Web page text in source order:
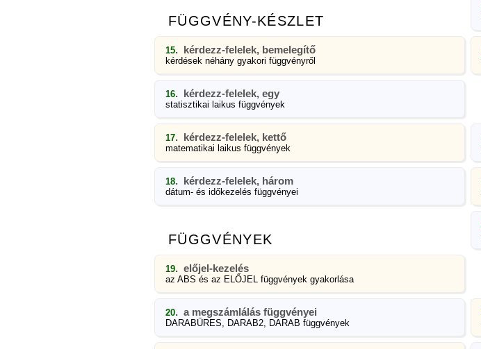
FÜGGVÉNY-KÉSZLET
15. kérdezz-felelek, bemelegítő
kérdések néhány gyakori függvényről
16. kérdezz-felelek, egy
statisztikai laikus függvények
17. kérdezz-felelek, kettő
matematikai laikus függvények
18. kérdezz-felelek, három
dátum- és időkezelés függvényei
FÜGGVÉNYEK
19. előjel-kezelés
az ABS és az ELŐJEL függvények gyakorlása
20. a megszámlálás függvényei
DARABÜRES, DARAB2, DARAB függvények